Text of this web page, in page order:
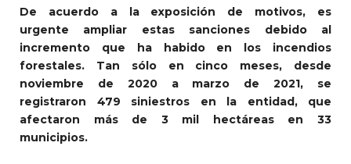
De acuerdo a la exposición de motivos, es
urgente ampliar estas sanciones debido al
incremento que ha habido en los incendios
forestales. Tan sólo en cinco meses, desde
noviembre de 2020 a marzo de 2021, se
registraron 479 siniestros en la entidad, que
afectaron más de 3 mil hectáreas en 33
municipios.